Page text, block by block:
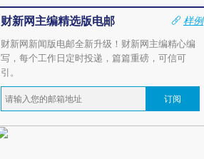
财新网主编精选版电邮
样例
财新网新闻版电邮全新升级！财新网主编精心编
写，每个工作日定时投递，篇篇重磅，可信可
引。
订阅